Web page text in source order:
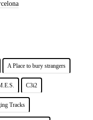
A Place to bury strangers
C3i2
Tracks